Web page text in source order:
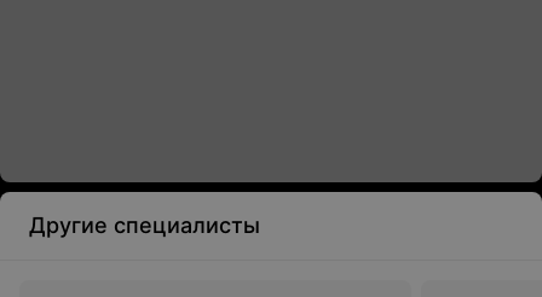
Другие специалисты